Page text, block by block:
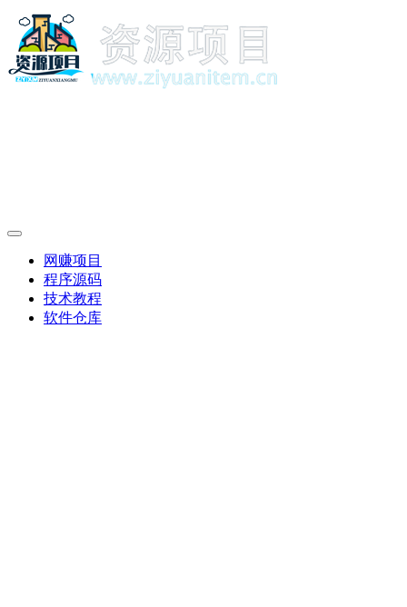
网赚项目
程序源码
技术教程
软件仓库